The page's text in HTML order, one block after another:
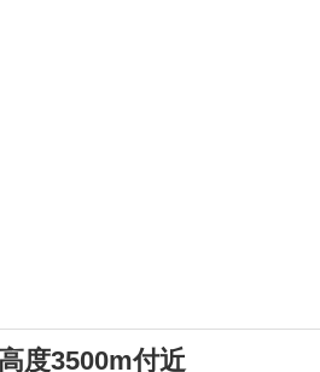
度3500m付近